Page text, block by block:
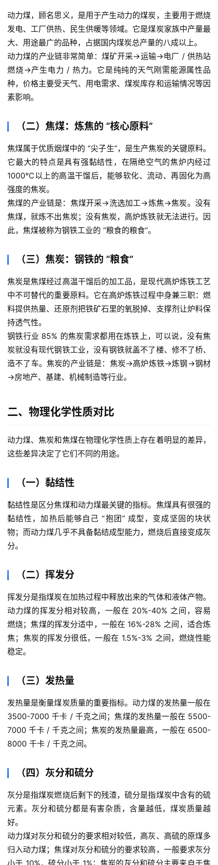
动力煤，顾名思义，是用于产生动力的煤炭，主要用于燃烧
发电、工厂供热、民生供暖等领域。它是煤炭家族中产量最
大、用途最广的品种，占据国内煤炭总产量的八成以上。
动力煤的产业链非常简单：煤矿开采→运输→电厂 / 供热站
燃烧→产生电力 / 热力。它是纯纯的天气刚需能源属性品
种，价格主要受天气、用电需求、煤炭库存和运输情况等因
素影响。
（二）焦煤：炼焦的 “核心原料”
焦煤属于优质烟煤中的 “尖子生”，是生产焦炭的关键原料。
它最大的特点是具有强黏结性，在隔绝空气的焦炉内经过
1000℃以上的高温干馏后，能够软化、流动、再固化为高
强度的焦炭。
焦煤的产业链是：焦煤开采→洗选加工→炼焦→焦炭。没有
焦煤，就炼不出焦炭；没有焦炭，高炉炼铁就无法进行。因
此，焦煤被称为钢铁工业的 “粮食的粮食”。
（三）焦炭：钢铁的 “粮食”
焦炭是焦煤经过高温干馏后的加工品，是现代高炉炼铁工艺
中不可替代的重要原料。它在高炉炼铁过程中身兼三职：燃
料提供热量、还原剂把铁矿石里的氧脱掉、支撑剂让炉料保
持透气性。
钢铁行业 85% 的焦炭需求都用在炼铁上，可以说，没有焦
炭就没有现代钢铁工业，没有钢铁就盖不了楼、修不了桥、
造不了车。焦炭的产业链是：焦炭→高炉炼铁→炼钢→钢材
→房地产、基建、机械制造等行业。
二、物理化学性质对比
动力煤、焦炭和焦煤在物理化学性质上存在着明显的差异，
这些差异决定了它们不同的用途。
（一）黏结性
黏结性是区分焦煤和动力煤最关键的指标。焦煤具有很强的
黏结性，加热后能够自己 “抱团” 成型，变成坚固的块状
物；而动力煤几乎不具备黏结成型能力，燃烧后直接变成灰
分。
（二）挥发分
挥发分是指煤炭在加热过程中释放出来的气体和液体产物。
动力煤的挥发分相对较高，一般在 20%-40% 之间，容易
燃烧；焦煤的挥发分适中，一般在 16%-28% 之间，适合炼
焦；焦炭的挥发分很低，一般在 1.5%-3% 之间，燃烧性能
稳定。
（三）发热量
发热量是衡量煤炭质量的重要指标。动力煤的发热量一般在
3500-7000 千卡 / 千克之间；焦煤的发热量一般在 5500-
7000 千卡 / 千克之间；焦炭的发热量最高，一般在 6500-
8000 千卡 / 千克之间。
（四）灰分和硫分
灰分是指煤炭燃烧后剩下的残渣，硫分是指煤炭中含有的硫
元素。灰分和硫分都是有害杂质，含量越低，煤炭质量越
好。
动力煤对灰分和硫分的要求相对较低，高灰、高硫的原煤多
归入动力煤；焦煤对灰分和硫分的要求较高，一般要求灰分
小于 10%，硫分小于 1%；焦炭的灰分和硫分主要来自于焦